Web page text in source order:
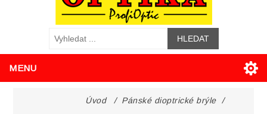
MENU
Úvod / Pánské dioptrické brýle /